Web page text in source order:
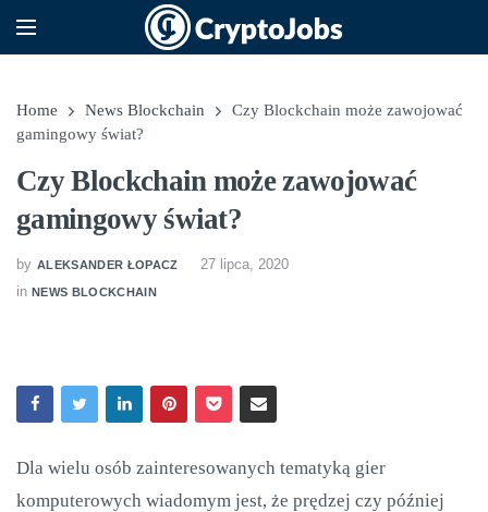
Home News Blockchain
Czy Blockchain może zawojować
gamingowy świat?
Czy Blockchain może zawojować
gamingowy świat?
by ALEKSANDER ŁOPACZ
27 lipca, 2020
in NEWS BLOCKCHAIN
Dla wielu osób zainteresowanych tematyką gier
komputerowych wiadomym jest, że prędzej czy później